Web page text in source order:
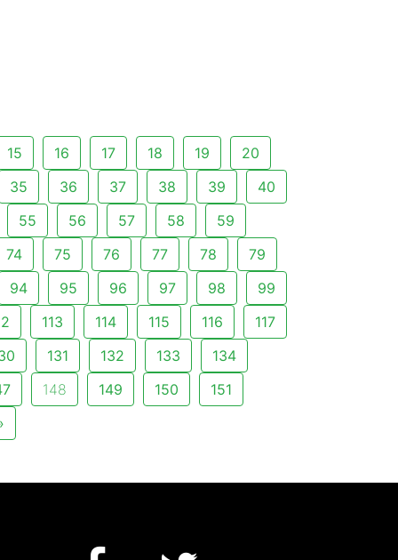
15 16 17 18 19
20
35
36 37 38 39
40
55
56 57 58
59
74
75 76 77 78
79
94
95 96 97 98
99
113 114 115 116
117
131 132 133
134
148 149 150
151